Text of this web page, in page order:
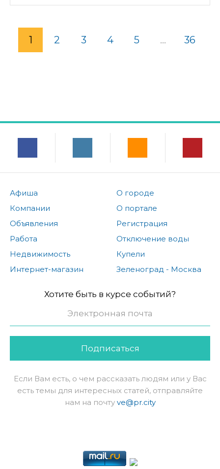
1 2 3 4 5 ... 36
Афиша
Компании
Объявления
Работа
Недвижимость
Интернет-магазин
О городе
О портале
Регистрация
Отключение воды
Купели
Зеленоград - Москва
Хотите быть в курсе событий?
Подписаться
Если Вам есть, о чем рассказать людям или у Вас
есть темы для интересных статей, отправляйте
нам на почту ve@pr.city